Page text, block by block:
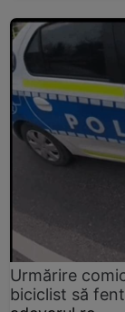
Urmărire
biciclist să